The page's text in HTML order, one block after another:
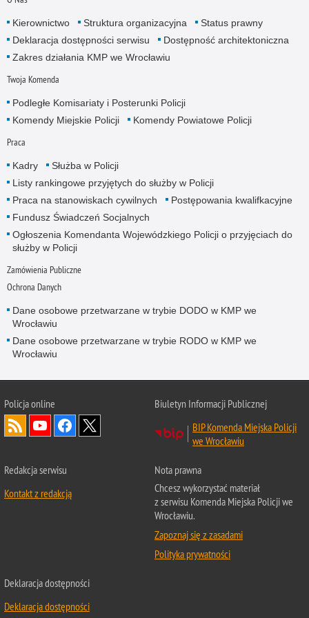
Kierownictwo Struktura organizacyjna
Status prawny
Deklaracja dostępności serwisu
Dostępność architektoniczna
Zakres działania KMP we Wrocławiu
Twoja Komenda
Podległe Komisariaty i Posterunki Policji
Komendy Miejskie Policji
Komendy Powiatowe Policji
Praca
Kadry
Służba w Policji
Listy rankingowe przyjętych do służby w Policji
Praca na stanowiskach cywilnych
Postępowania kwalifkacyjne
Fundusz Świadczeń Socjalnych
Ogłoszenia Komendanta Wojewódzkiego Policji o przyjęciach do
służby w Policji
Zamówienia Publiczne
Ochrona Danych
Dane osobowe przetwarzane w trybie DODO w KMP we
Wrocławiu
Dane osobowe przetwarzane w trybie RODO w KMP we
Wrocławiu
Policjaonline
Biuletyn Informacji Publicznej
BIP Komenda Miejska Policji
we Wrocławiu
Redakcja serwisu
Kontakt z redakcją
Nota prawna
Chcesz wykorzystać materiał
z serwisu Komenda Miejska Policji we
Wrocławiu.
Zapoznaj się z zasadami
Polityka prywatności
Deklaracja dostępności
Deklaracja dostępności